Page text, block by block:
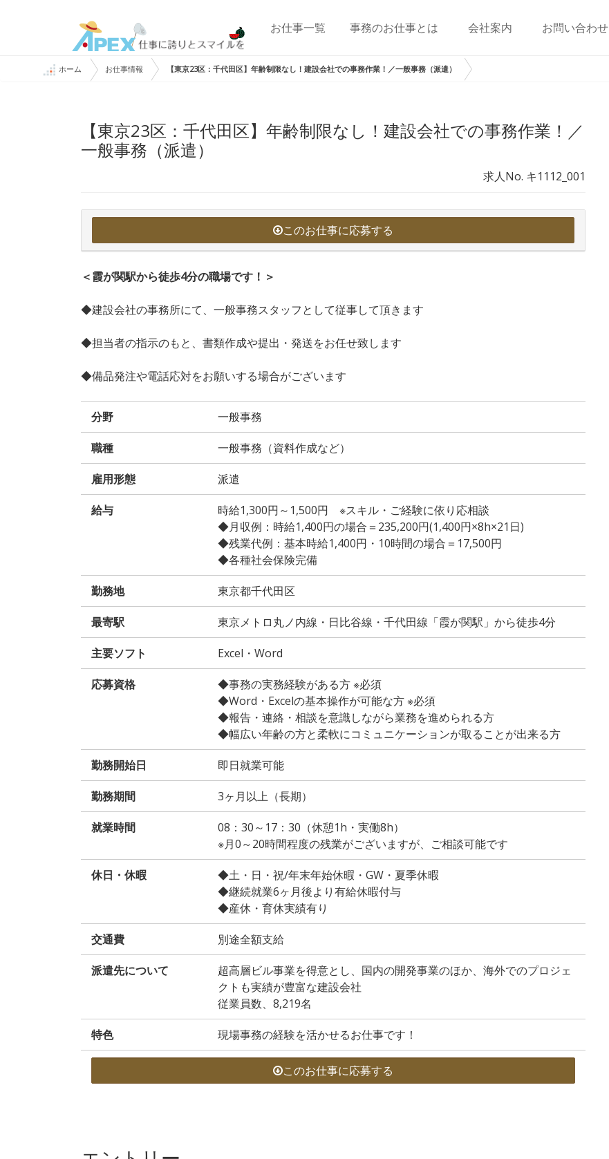
お仕事一覧 事務のお仕事とは 会社案内 お問い合わせ
ホーム お仕事情報 【東京23区：千代田区】年齢制限なし！建設会社での事務作業！／一般事務（派遣）
【東京23区：千代田区】年齢制限なし！建設会社での事務作業！／
一般事務（派遣）
求人No. キ1112_001
このお仕事に応募する
＜霞が関駅から徒歩4分の職場です！＞
◆建設会社の事務所にて、一般事務スタッフとして従事して頂きます
◆担当者の指示のもと、書類作成や提出・発送をお任せ致します
◆備品発注や電話応対をお願いする場合がございます
分野 一般事務
職種 一般事務（資料作成など）
雇用形態 派遣
給与
時給1,300円～1,500円 ※スキル・ご経験に依り応相談
◆月収例：時給1,400円の場合＝235,200円(1,400円×8h×21日)
◆残業代例：基本時給1,400円・10時間の場合＝17,500円
◆各種社会保険完備
勤務地 東京都千代田区
最寄駅 東京メトロ丸ノ内線・日比谷線・千代田線「霞が関駅」から徒歩4分
主要ソフト Excel・Word
応募資格
◆事務の実務経験がある方 ※必須
◆Word・Excelの基本操作が可能な方 ※必須
◆報告・連絡・相談を意識しながら業務を進められる方
◆幅広い年齢の方と柔軟にコミュニケーションが取ることが出来る方
勤務開始日 即日就業可能
勤務期間 3ヶ月以上（長期）
就業時間
08：30～17：30（休憩1h・実働8h）
※月0～20時間程度の残業がございますが、ご相談可能です
休日・休暇
◆土・日・祝/年末年始休暇・GW・夏季休暇
◆継続就業6ヶ月後より有給休暇付与
◆産休・育休実績有り
交通費 別途全額支給
派遣先について
超高層ビル事業を得意とし、国内の開発事業のほか、海外でのプロジェ
クトも実績が豊富な建設会社
従業員数、8,219名
特色 現場事務の経験を活かせるお仕事です！
このお仕事に応募する